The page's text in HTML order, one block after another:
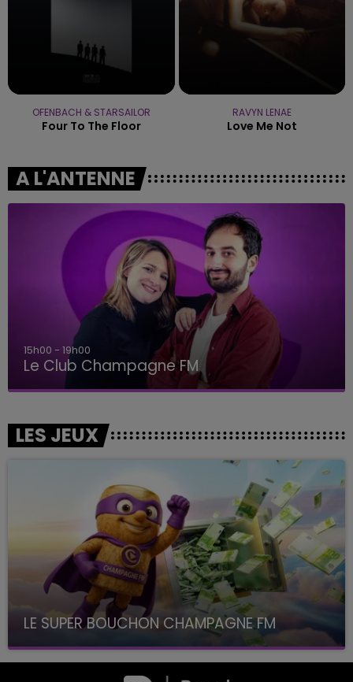
OFENBACH & STARSAILOR
Four To The Floor
RAVYN LENAE
Love Me Not
A L'ANTENNE
15h00 - 19h00
Le Club Champagne FM
LES JEUX
LE SUPER BOUCHON CHAMPAGNE FM
avec La Famille Champagne FM, à 8H10